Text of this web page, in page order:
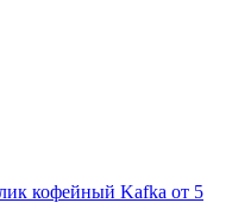
кофейный Kafka от 5